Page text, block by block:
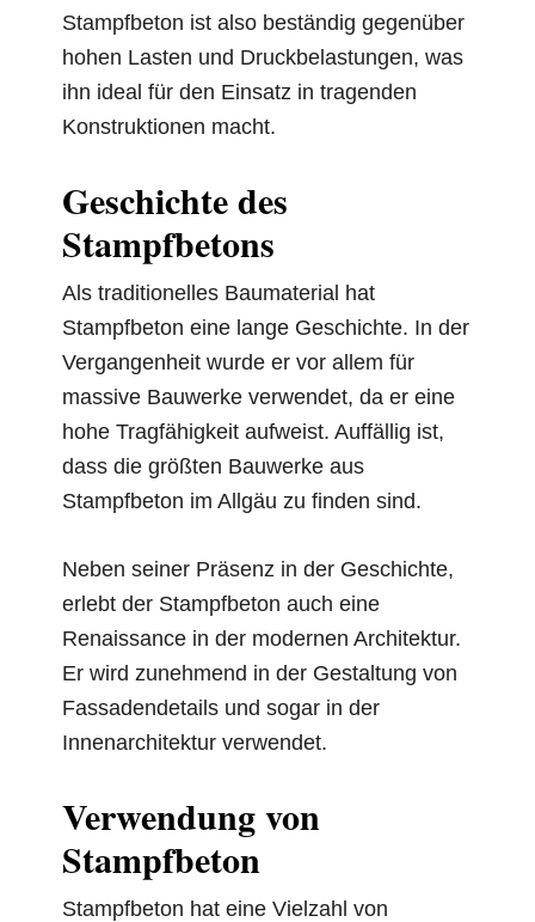
Stampfbeton ist also beständig gegenüber
hohen Lasten und Druckbelastungen, was
ihn ideal für den Einsatz in tragenden
Konstruktionen macht.
Geschichte des
Stampfbetons
Als traditionelles Baumaterial hat
Stampfbeton eine lange Geschichte. In der
Vergangenheit wurde er vor allem für
massive Bauwerke verwendet, da er eine
hohe Tragfähigkeit aufweist. Auffällig ist,
dass die größten Bauwerke aus
Stampfbeton im Allgäu zu finden sind.
Neben seiner Präsenz in der Geschichte,
erlebt der Stampfbeton auch eine
Renaissance in der modernen Architektur.
Er wird zunehmend in der Gestaltung von
Fassadendetails und sogar in der
Innenarchitektur verwendet.
Verwendung von
Stampfbeton
Stampfbeton hat eine Vielzahl von